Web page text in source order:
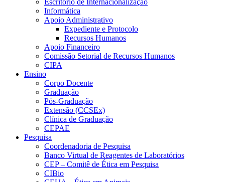
Escritório de Internacionalização
Informática
Apoio Administrativo
Expediente e Protocolo
Recursos Humanos
Apoio Financeiro
Comissão Setorial de Recursos Humanos
CIPA
Ensino
Corpo Docente
Graduação
Pós-Graduação
Extensão (CCSEx)
Clínica de Graduação
CEPAE
Pesquisa
Coordenadoria de Pesquisa
Banco Virtual de Reagentes de Laboratórios
CEP – Comitê de Ética em Pesquisa
CIBio